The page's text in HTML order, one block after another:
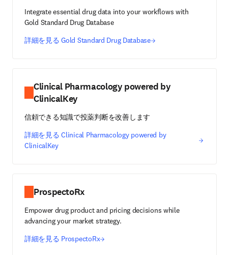
Integrate essential drug data into your workflows with
Gold Standard Drug Database
詳細を見る Gold Standard Drug Database
Clinical Pharmacology powered by
ClinicalKey
信頼できる知識で投薬判断を改善します
詳細を見る Clinical Pharmacology powered by
ClinicalKey
ProspectoRx
Empower drug product and pricing decisions while
advancing your market strategy.
詳細を見る ProspectoRx